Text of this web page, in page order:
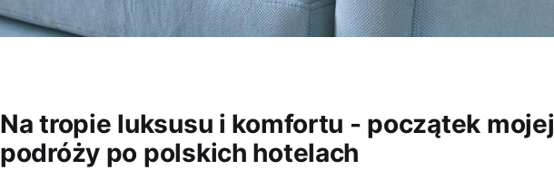
Na tropie luksusu i komfortu - początek mojej
podróży po polskich hotelach